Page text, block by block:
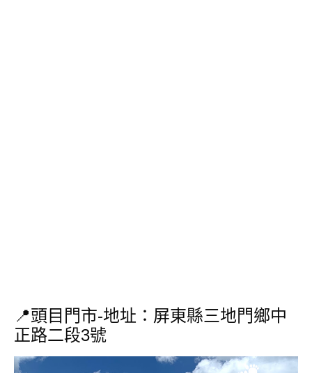
📍頭目門市-地址：屏東縣三地門鄉中
正路二段3號